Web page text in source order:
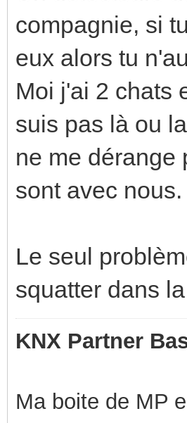
compagnie, si
eux alors tu
Moi j'ai 2 chats
suis pas là ou
ne me dérange
sont avec nous.
Le seul
squatter dans
KNX Partner
Ma boite de MP